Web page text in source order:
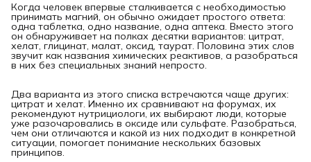
Когда человек впервые сталкивается с необходимостью
принимать магний, он обычно ожидает простого ответа:
одна таблетка, одно название, одна аптека. Вместо этого
он обнаруживает на полках десятки вариантов: цитрат,
хелат, глицинат, малат, оксид, таурат. Половина этих слов
звучит как названия химических реактивов, а разобраться
в них без специальных знаний непросто.
Два варианта из этого списка встречаются чаще других:
цитрат и хелат. Именно их сравнивают на форумах, их
рекомендуют нутрициологи, их выбирают люди, которые
уже разочаровались в оксиде или сульфате. Разобраться,
чем они отличаются и какой из них подходит в конкретной
ситуации, помогает понимание нескольких базовых
принципов.